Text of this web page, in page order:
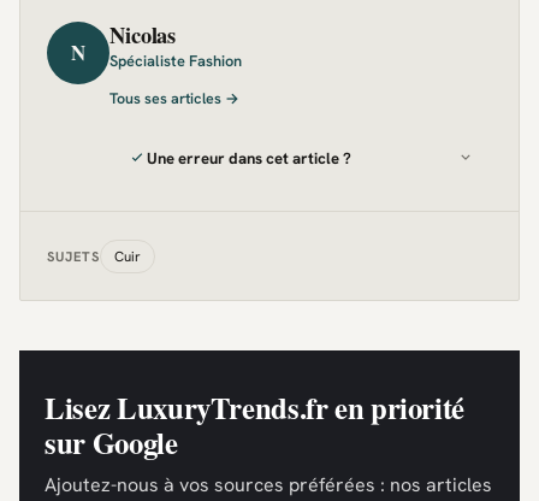
N
Nicolas
Spécialiste Fashion
Tous ses articles →
Une erreur dans cet article ?
SUJETS Cuir
Lisez LuxuryTrends.fr en priorité
sur Google
Ajoutez-nous à vos sources préférées : nos articles